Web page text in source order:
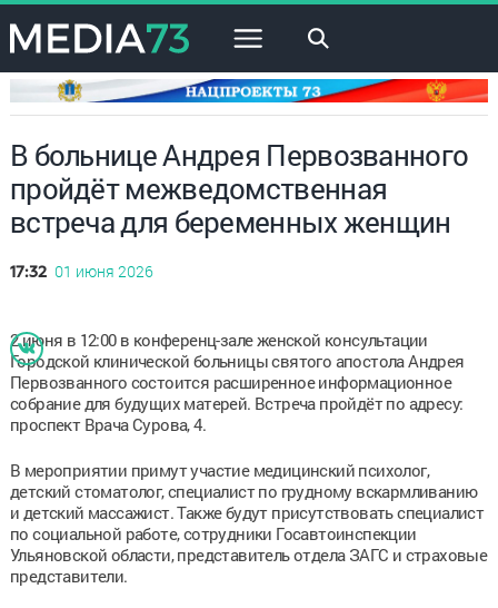
×
В больнице Андрея Первозванного
пройдёт межведомственная
встреча для беременных женщин
17:32 01 июня 2026
2 июня в 12:00 в конференц-зале женской консультации
Городской клинической больницы святого апостола Андрея
Первозванного состоится расширенное информационное
собрание для будущих матерей. Встреча пройдёт по адресу:
проспект Врача Сурова, 4.
В мероприятии примут участие медицинский психолог,
детский стоматолог, специалист по грудному вскармливанию
и детский массажист. Также будут присутствовать специалист
по социальной работе, сотрудники Госавтоинспекции
Ульяновской области, представитель отдела ЗАГС и страховые
представители.